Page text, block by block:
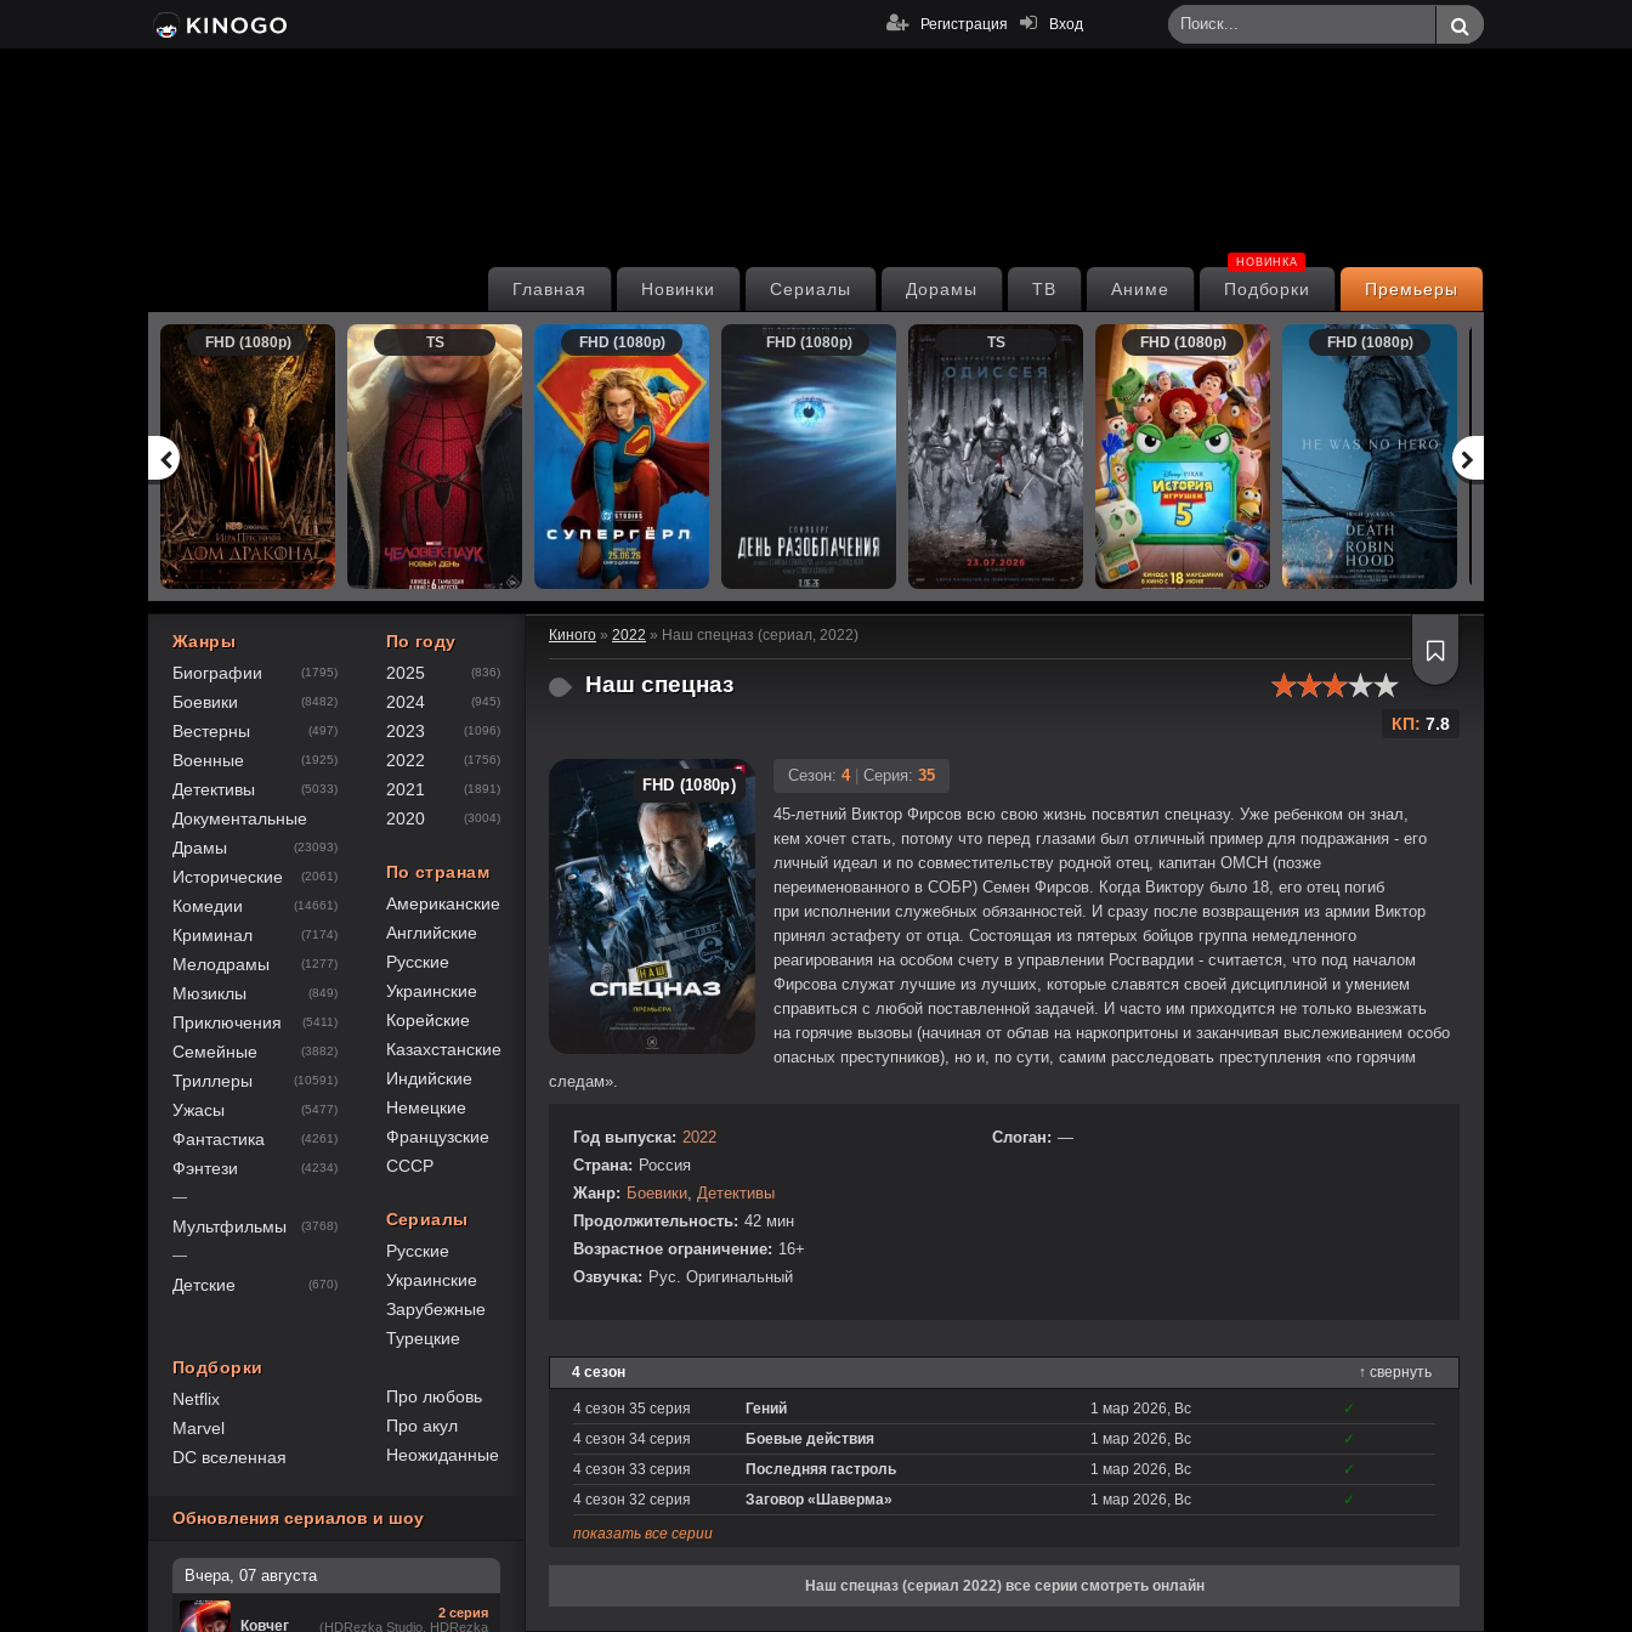
Вход
Регистрация
Премьеры
Подборки
НОВИНКА
Аниме
ТВ
Дорамы
Сериалы
Новинки
Главная
FHD (1080p) TS FHD (1080p) FHD (1080p) TS FHD (1080p) FHD (1080p)
Киного » 2022 » Наш спецназ (сериал, 2022)
Наш спецназ
60
1 2 3 4
КП: 7.8
FHD (1080p)
Сезон: 4 Серия: 35
45-летний Виктор Фирсов всю свою жизнь посвятил спецназу. Уже ребенком он знал,
кем хочет стать, потому что перед глазами был отличный пример для подражания - его
личный идеал и по совместительству родной отец, капитан ОМСН (позже
переименованного в СОБР) Семен Фирсов. Когда Виктору было 18, его отец погиб
при исполнении служебных обязанностей. И сразу после возвращения из армии Виктор
принял эстафету от отца. Состоящая из пятерых бойцов группа немедленного
реагирования на особом счету в управлении Росгвардии - считается, что под началом
Фирсова служат лучшие из лучших, которые славятся своей дисциплиной и умением
справиться с любой поставленной задачей. И часто им приходится не только выезжать
на горячие вызовы (начиная от облав на наркопритоны и заканчивая выслеживанием особо
опасных преступников), но и, по сути, самим расследовать преступления «по горячим
следам».
Год выпуска: 2022
Страна: Россия
Жанр: Боевики, Детективы
Продолжительность: 42 мин
Возрастное ограничение: 16+
Озвучка: Рус. Оригинальный
Слоган: —
4 сезон ↑ свернуть
4 сезон 35 серия Гений 1 мар 2026, Вс
✓
4 сезон 34 серия
Боевые действия 1 мар 2026, Вс
✓
4 сезон 33 серия
Последняя гастроль 1 мар 2026, Вс
✓
4 сезон 32 серия
Заговор «Шаверма» 1 мар 2026, Вс
✓
показать все серии
Наш спецназ (сериал 2022) все серии смотреть онлайн
Жанры
Биографии
(1795)
Боевики (8482)
Вестерны (497)
Военные (1925)
Детективы (5033)
Документальные
Драмы
(23093)
Исторические (2061)
Комедии (14661)
Криминал (7174)
Мелодрамы (1277)
Мюзиклы (849)
Приключения (5411)
Семейные (3882)
Триллеры (10591)
Ужасы (5477)
Фантастика (4261)
Фэнтези (4234)
—
Мультфильмы (3768)
—
Детские (670)
Подборки
Netflix
Marvel
DC вселенная
По году
2025
(836)
2024 (945)
2023 (1096)
2022 (1756)
2021 (1891)
2020 (3004)
По странам
Американские
Английские
Русские
Украинские
Корейские
Казахстанские
Индийские
Немецкие
Французские
СССР
Сериалы
Русские
Украинские
Зарубежные
Турецкие
Про любовь
Про акул
Неожиданные
Обновления сериалов и шоу
Вчера, 07 августа
Ковчег
2 серия
(HDRezka Studio, HDRezka